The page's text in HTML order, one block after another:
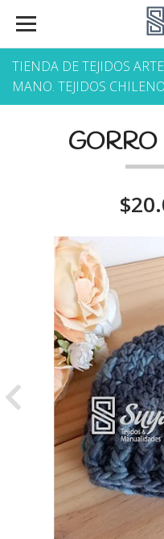
TIENDA DE TEJIDOS
MANO. TEJIDOS
Previous